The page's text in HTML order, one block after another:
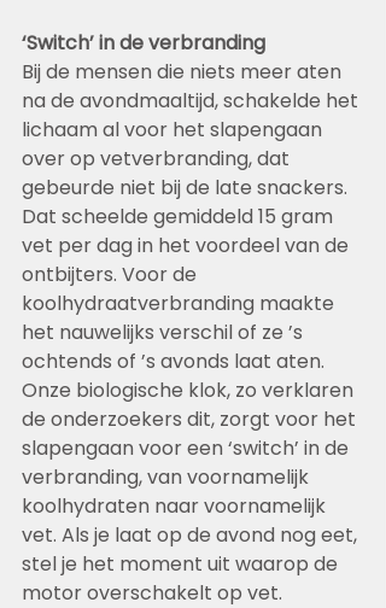
‘Switch’ in de verbranding
Bij de mensen die niets meer aten
na de avondmaaltijd, schakelde het
lichaam al voor het slapengaan
over op vetverbranding, dat
gebeurde niet bij de late snackers.
Dat scheelde gemiddeld 15 gram
vet per dag in het voordeel van de
ontbijters. Voor de
koolhydraatverbranding maakte
het nauwelijks verschil of ze ’s
ochtends of ’s avonds laat aten.
Onze biologische klok, zo verklaren
de onderzoekers dit, zorgt voor het
slapengaan voor een ‘switch’ in de
verbranding, van voornamelijk
koolhydraten naar voornamelijk
vet. Als je laat op de avond nog eet,
stel je het moment uit waarop de
motor overschakelt op vet.